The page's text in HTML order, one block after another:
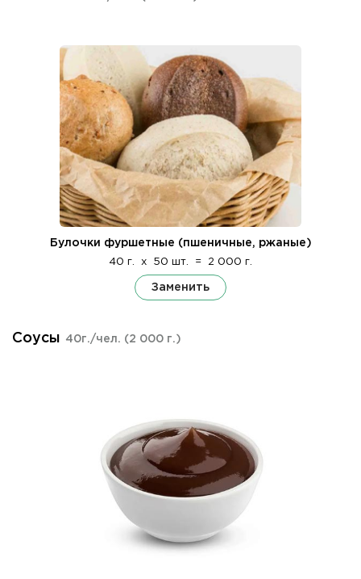
Булочки фуршетные (пшеничные, ржаные)
40 г. x 50 шт. = 2 000 г.
Заменить
Соусы 40г./чел. (2 000 г.)